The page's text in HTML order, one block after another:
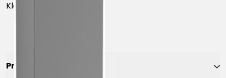
Klasse €€€
Produkte